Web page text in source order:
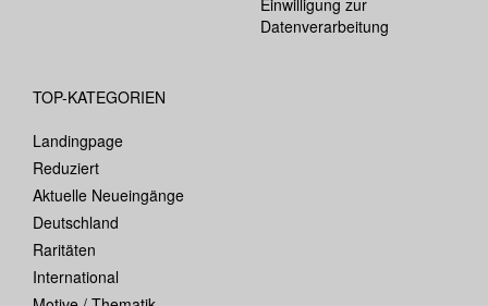
Einwilligung zur
Datenverarbeitung
TOP-KATEGORIEN
Landingpage
Reduziert
Aktuelle Neueingänge
Deutschland
Raritäten
International